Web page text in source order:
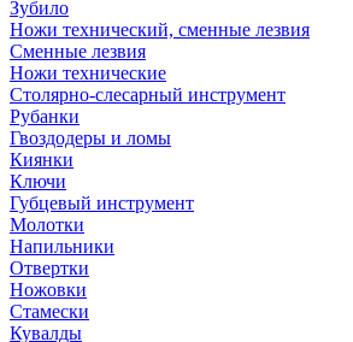
Зубило
Ножи технический, сменные лезвия
Сменные лезвия
Ножи технические
Столярно-слесарный инструмент
Рубанки
Гвоздодеры и ломы
Киянки
Ключи
Губцевый инструмент
Молотки
Напильники
Отвертки
Ножовки
Стамески
Кувалды